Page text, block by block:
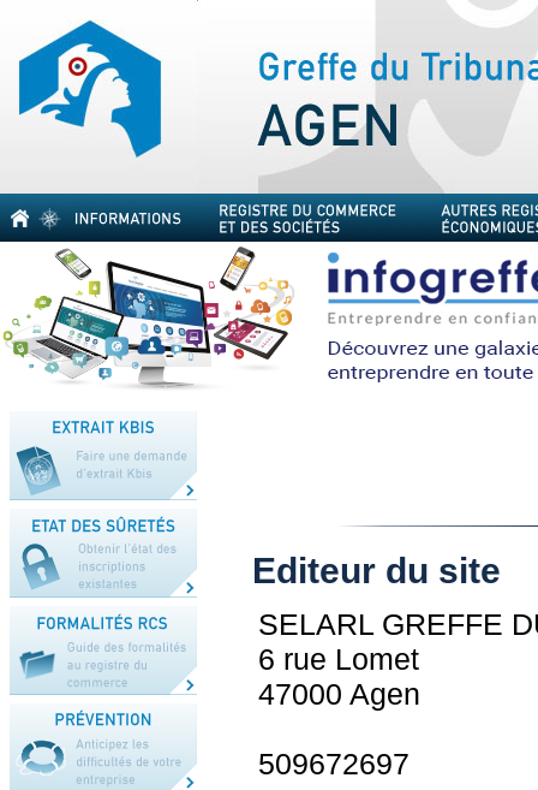
Editeur du site
SELARL GREFFE
6 rue Lomet
47000 Agen
509672697